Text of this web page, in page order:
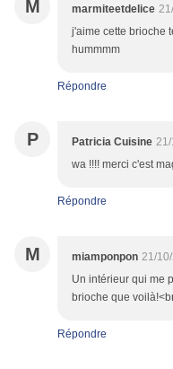
M marmiteetdelice
j'aime cette brioche
hummmm
Répondre
P Patricia Cuisine
wa !!!! merci c'est
Répondre
M miamponpon 21/
Un intérieur qui me
brioche que
Répondre